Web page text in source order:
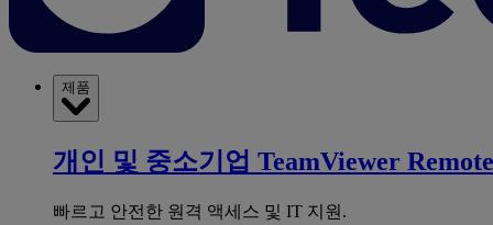
제품
개인 및 중소기업 TeamViewer Remote
빠르고 안전한 원격 액세스 및 IT 지원.